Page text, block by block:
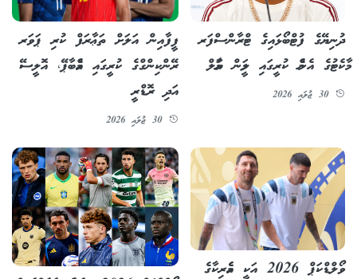
ދުނިޔޭގެ ފުޓްބޯޅައިގެ ޓްރާންސްފަރ
މާކެޓުގެ އެންމެ ކުރީގައި ލަމީން ޔަމާލް
30 ޖުލައި 2026
ފީފާއިން އަލަށް ތަޢާރަފް ކުރި ޕަވަރ
ރޭންކިންގްގެ ކުރީގައި އެމްބާޕޭ، އޮލީސޭ
އަދި ރޮޑްރީ
30 ޖުލައި 2026
ވޯލްޑްކަޕް 2026 އަކީ އެމެރިކާގެ